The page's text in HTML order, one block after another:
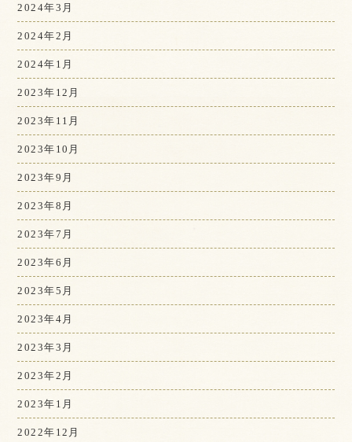
2024年3月
2024年2月
2024年1月
2023年12月
2023年11月
2023年10月
2023年9月
2023年8月
2023年7月
2023年6月
2023年5月
2023年4月
2023年3月
2023年2月
2023年1月
2022年12月